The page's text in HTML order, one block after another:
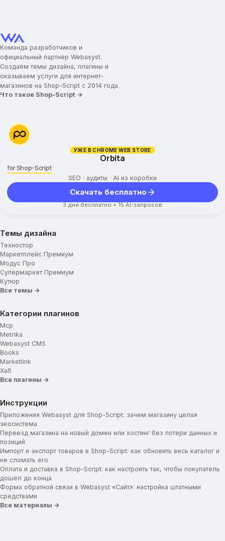
Команда разработчиков и
официальный партнёр Webasyst.
Создаём темы дизайна, плагины и
оказываем услуги для интернет-
магазинов на Shop-Script с 2014 года.
Что такое Shop-Script →
УЖЕ В CHROME WEB STORE
Orbita
for Shop-Script
SEO · аудиты · AI из коробки
Скачать бесплатно
3 дня бесплатно + 15 AI-запросов
Темы дизайна
Техностор
Маркетплейс Премиум
Модус Про
Супермаркет Премиум
Кутюр
Все темы →
Категории плагинов
Mcp
Metrika
Webasyst CMS
Books
Marketlink
Хаб
Все плагины →
Инструкции
Приложения Webasyst для Shop-Script: зачем магазину целая
экосистема
Переезд магазина на новый домен или хостинг без потери данных и
позиций
Импорт и экспорт товаров в Shop-Script: как обновить весь каталог и
не сломать его
Оплата и доставка в Shop-Script: как настроить так, чтобы покупатель
дошёл до конца
Форма обратной связи в Webasyst «Сайт»: настройка штатными
средствами
Все материалы →